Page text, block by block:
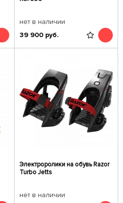
нет в наличии
39 900 руб.
Электроролики на обувь Razor
Turbo Jetts
нет в наличии